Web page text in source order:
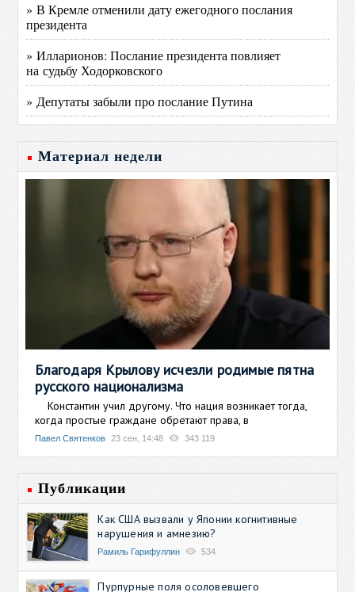
» В Кремле отменили дату ежегодного послания
президента
» Илларионов: Послание президента повлияет
на судьбу Ходорковского
» Депутаты забыли про послание Путина
Материал недели
Благодаря Крылову исчезли родимые пятна
русского национализма
Константин учил другому. Что нация возникает тогда,
когда простые граждане обретают права, в
Павел Святенков 23 сен, 14:48 343 119
Публикации
Как США вызвали у Японии когнитивные
нарушения и амнезию?
Рамиль Гарифуллин 534
Пурпурные поля осоловевшего